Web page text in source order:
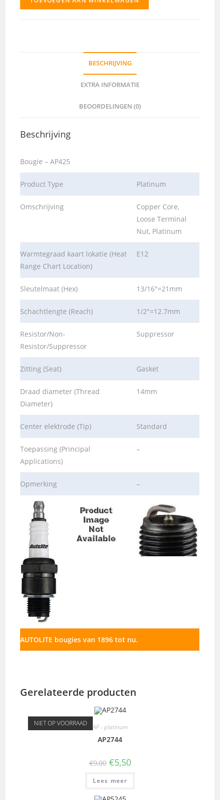
BESCHRIJVING
EXTRA INFORMATIE
BEOORDELINGEN (0)
Beschrijving
Bougie – AP425
Product Type Platinum
Omschrijving
Copper Core,
Loose Terminal
Nut, Platinum
Warmtegraad kaart lokatie (Heat
Range Chart Location)
E12
Sleutelmaat (Hex) 13/16″=21mm
Schachtlengte (Reach) 1/2″=12.7mm
Resistor/Non-
Resistor/Suppressor
Suppressor
Zitting (Seat) Gasket
Draad diameter (Thread
Diameter)
14mm
Center elektrode (Tip) Standard
Toepassing (Principal
Applications)
–
Opmerking –
AUTOLITE bougies van 1896 tot nu.
Gerelateerde producten
NIET OP VOORRAAD AP - platinum
AP2744
€9,00 €5,50
Lees meer